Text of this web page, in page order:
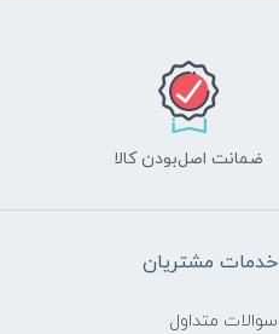
ضمانت اصل‌بودن کالا
خدمات مشتریان
سوالات متداول